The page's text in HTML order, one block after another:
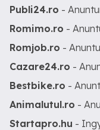
Publi24.ro -
Romimo.ro -
Romjob.ro -
Cazare24.ro -
Bestbike.ro -
Animalutul.ro -
Startapro.hu -